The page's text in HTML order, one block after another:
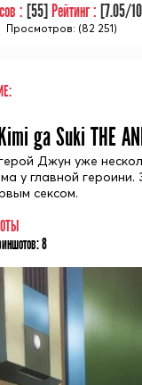
: [55] Рейтинг : [7.05/
Просмотров: (82 251)
ga Suki THE
Джун уже
у главной
сексом.
8